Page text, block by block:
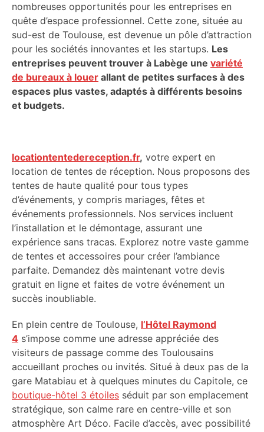
nombreuses opportunités pour les entreprises en
quête d’espace professionnel. Cette zone, située au
sud-est de Toulouse, est devenue un pôle d’attraction
pour les sociétés innovantes et les startups. Les
entreprises peuvent trouver à Labège une variété
de bureaux à louer allant de petites surfaces à des
espaces plus vastes, adaptés à différents besoins
et budgets.
locationtentedereception.fr, votre expert en
location de tentes de réception. Nous proposons des
tentes de haute qualité pour tous types
d’événements, y compris mariages, fêtes et
événements professionnels. Nos services incluent
l’installation et le démontage, assurant une
expérience sans tracas. Explorez notre vaste gamme
de tentes et accessoires pour créer l’ambiance
parfaite. Demandez dès maintenant votre devis
gratuit en ligne et faites de votre événement un
succès inoubliable.
En plein centre de Toulouse, l’Hôtel Raymond
4 s’impose comme une adresse appréciée des
visiteurs de passage comme des Toulousains
accueillant proches ou invités. Situé à deux pas de la
gare Matabiau et à quelques minutes du Capitole, ce
boutique-hôtel 3 étoiles séduit par son emplacement
stratégique, son calme rare en centre-ville et son
atmosphère Art Déco. Facile d’accès, avec possibilité